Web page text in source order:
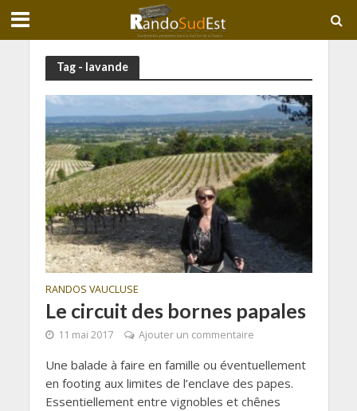
Tag - lavande
RANDOS VAUCLUSE
Le circuit des bornes papales
11 mai 2017 Ajouter un commentaire
Une balade à faire en famille ou éventuellement
en footing aux limites de l’enclave des papes.
Essentiellement entre vignobles et chênes